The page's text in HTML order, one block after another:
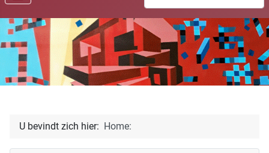
U bevindt zich hier: Home: